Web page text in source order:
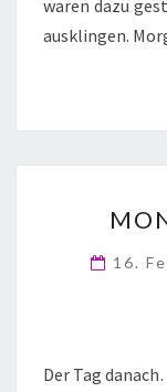
waren dazu
ausklingen.
16.
Der Tag